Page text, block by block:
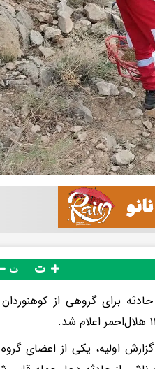
ت
برای گروهی از
اولیه، یکی از اعضای